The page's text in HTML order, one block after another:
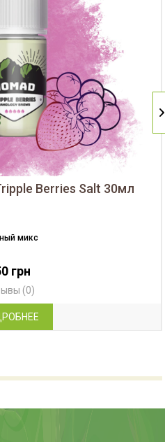
Berries Salt 30мл
микс
грн
(0)